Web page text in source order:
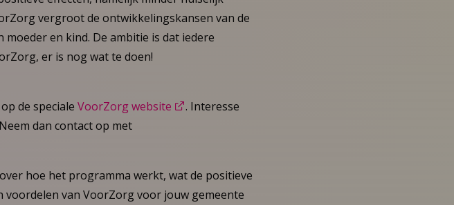
vergroot de ontwikkelingskansen van de
en kind. De ambitie is dat iedere
er is nog wat te doen!
de speciale VoorZorg website
. Interesse
dan contact op met
hoe het programma werkt, wat de positieve
van VoorZorg voor jouw gemeente